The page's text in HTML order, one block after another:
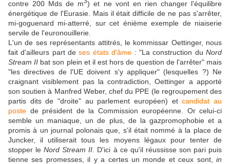
contre 200 Mds de m ) et ne vont en rien changer l'équilibre
énergétique de l'Eurasie. Mais il était difficile de ne pas s'arrêter,
mi-goguenard mi-atterré, sur cet énième exemple de niaiserie
servile de l'euronouillerie.
L'un de ses représentants attitrés, le kommissar Oettinger, nous
fait d'ailleurs part deses états d'âme : "La construction duNord
Stream II bat son plein et il est hors de question de l'arrêter" mais
"les directives de l'UE doivent s'y appliquer" (lesquelles ?) Ne
craignant visiblement pas la contradiction, Oettinger a apporté
son soutien à Manfred Weber, chef du PPE (le regroupement des
partis dits de "droite" au parlement européen) etcandidat au
poste de président de la Commission européenne. Or celui-ci
semble un maniaque, un de plus, de la gazpromophobie et a
promis à un journal polonais que, s'il était nommé à la place de
Juncker, il utiliserait tous les moyens légaux pour tenter de
stopper leNord Stream II . D'ici à ce qu'il réussisse son pari puis
tienne ses promesses, il y a certes un monde et ceux sont, in